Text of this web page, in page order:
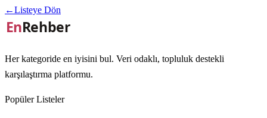
←Listeye Dön
Her kategoride en iyisini bul. Veri odaklı, topluluk destekli
karşılaştırma platformu.
Popüler Listeler